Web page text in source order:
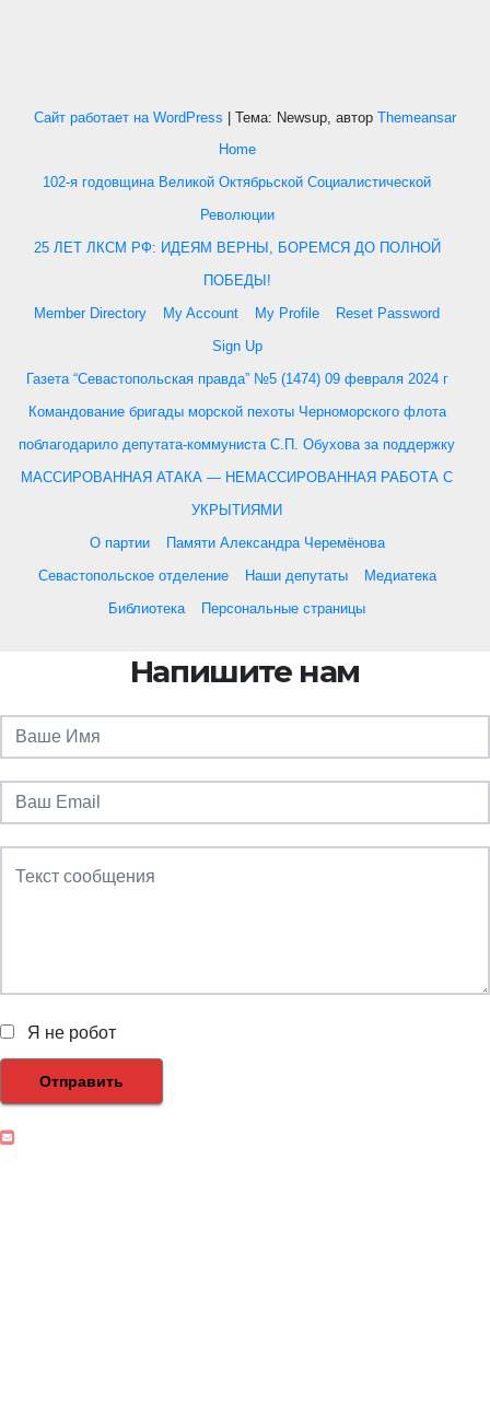
Сайт работает на WordPress Тема: Newsup, автор Themeansar
Home
102-я годовщина Великой Октябрьской Социалистической
Революции
25 ЛЕТ ЛКСМ РФ: ИДЕЯМ ВЕРНЫ, БОРЕМСЯ ДО ПОЛНОЙ
ПОБЕДЫ!
Member Directory
My Account My Profile
Reset Password
Sign Up
Газета “Севастопольская правда” №5 (1474) 09 февраля 2024 г
Командование бригады морской пехоты Черноморского флота
поблагодарило депутата-коммуниста С.П. Обухова за поддержку
МАССИРОВАННАЯ АТАКА — НЕМАССИРОВАННАЯ РАБОТА С
УКРЫТИЯМИ
О партии
Памяти Александра Черемёнова
Севастопольское отделение
Наши депутаты
Медиатека
Библиотека
Персональные страницы
Напишите нам
Я не робот
Отправить